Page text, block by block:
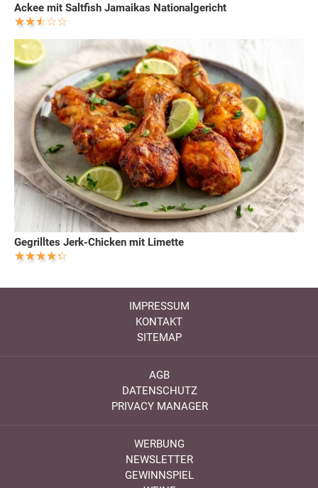
Ackee mit Saltfish Jamaikas Nationalgericht
Gegrilltes Jerk-Chicken mit Limette
IMPRESSUM
KONTAKT
SITEMAP
AGB
DATENSCHUTZ
PRIVACY MANAGER
WERBUNG
NEWSLETTER
GEWINNSPIEL